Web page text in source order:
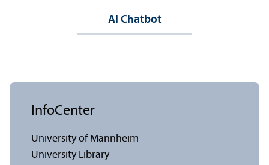
AI Chatbot
InfoCenter
University of Mannheim
University Library